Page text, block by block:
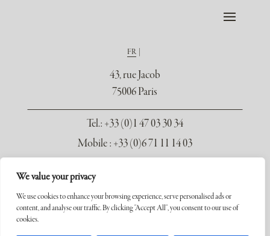
We value your privacy
We use cookies to enhance your browsing experience, serve personalised ads or
content, and analyse our traffic. By clicking "Accept All", you consent to our use of
cookies.
FR
43, rue Jacob
75006 Paris
Tel.: +33 (0)1 47 03 30 34
Mobile : +33 (0)6 71 11 14 03